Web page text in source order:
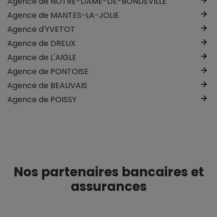
Agence de MANTES-LA-JOLIE
Agence d'YVETOT
Agence de DREUX
Agence de L'AIGLE
Agence de PONTOISE
Agence de BEAUVAIS
Agence de POISSY
Nos partenaires bancaires et
assurances